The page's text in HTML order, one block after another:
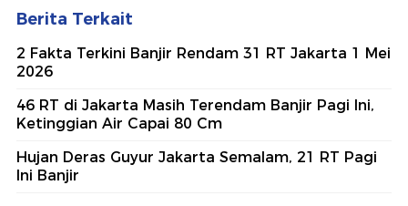
Berita Terkait
2 Fakta Terkini Banjir Rendam 31 RT Jakarta 1 Mei
2026
46 RT di Jakarta Masih Terendam Banjir Pagi Ini,
Ketinggian Air Capai 80 Cm
Hujan Deras Guyur Jakarta Semalam, 21 RT Pagi
Ini Banjir